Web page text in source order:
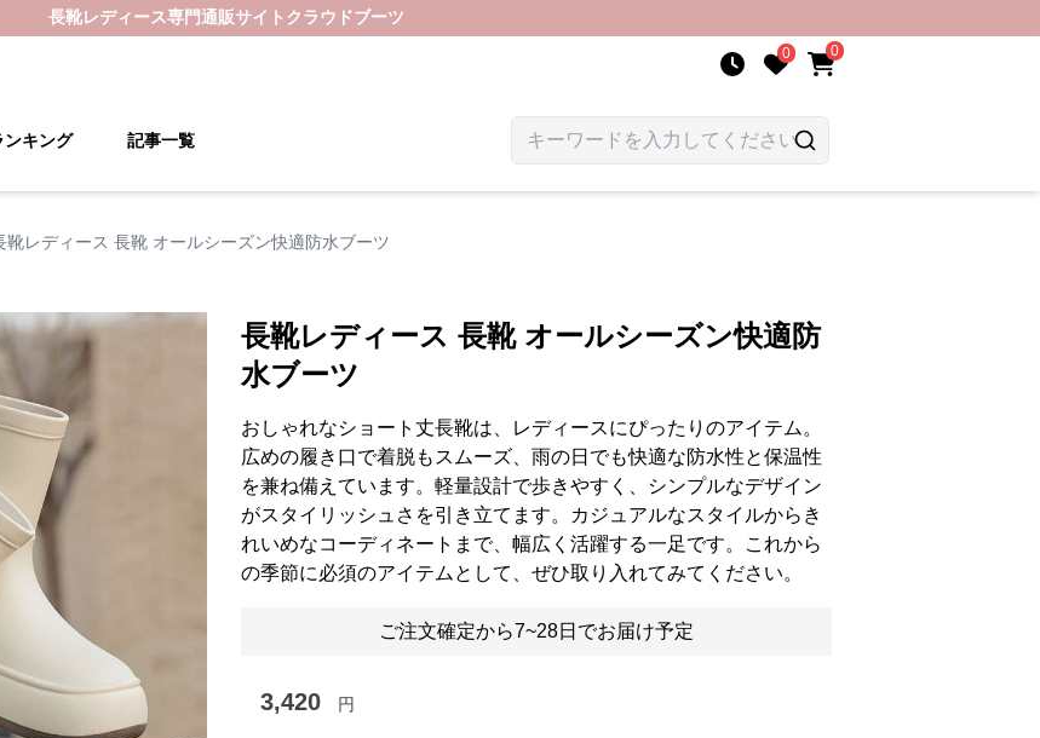
長靴レディース専門通販サイト クラウドブーツ
0 0
ンキング 記事一覧
靴レディース 長靴 オールシーズン快適防水ブーツ
長靴レディース 長靴 オールシーズン快適防
水ブーツ
おしゃれなショート丈長靴は、レディースにぴったりのアイテム。
広めの履き口で着脱もスムーズ、雨の日でも快適な防水性と保温性
を兼ね備えています。軽量設計で歩きやすく、シンプルなデザイン
がスタイリッシュさを引き立てます。カジュアルなスタイルからき
れいめなコーディネートまで、幅広く活躍する一足です。これから
の季節に必須のアイテムとして、ぜひ取り入れてみてください。
ご注文確定から7~28日でお届け予定
3,420 円